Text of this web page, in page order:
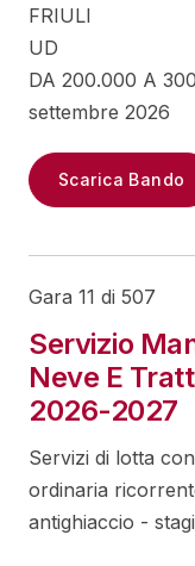
FRIULI
UD
DA 200.000 A
settembre 2026
Scarica Bando
Gara 11 di 507
Servizio
Neve E
2026-2027
Servizi di lotta
ordinaria
antighiaccio -